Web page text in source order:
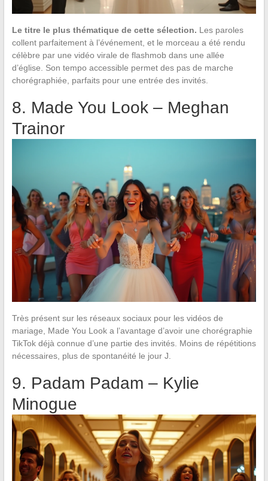
Le titre le plus thématique de cette sélection. Les paroles
collent parfaitement à l’événement, et le morceau a été rendu
célèbre par une vidéo virale de flashmob dans une allée
d’église. Son tempo accessible permet des pas de marche
chorégraphiée, parfaits pour une entrée des invités.
8. Made You Look – Meghan
Trainor
Très présent sur les réseaux sociaux pour les vidéos de
mariage, Made You Look a l’avantage d’avoir une chorégraphie
TikTok déjà connue d’une partie des invités. Moins de répétitions
nécessaires, plus de spontanéité le jour J.
9. Padam Padam – Kylie
Minogue